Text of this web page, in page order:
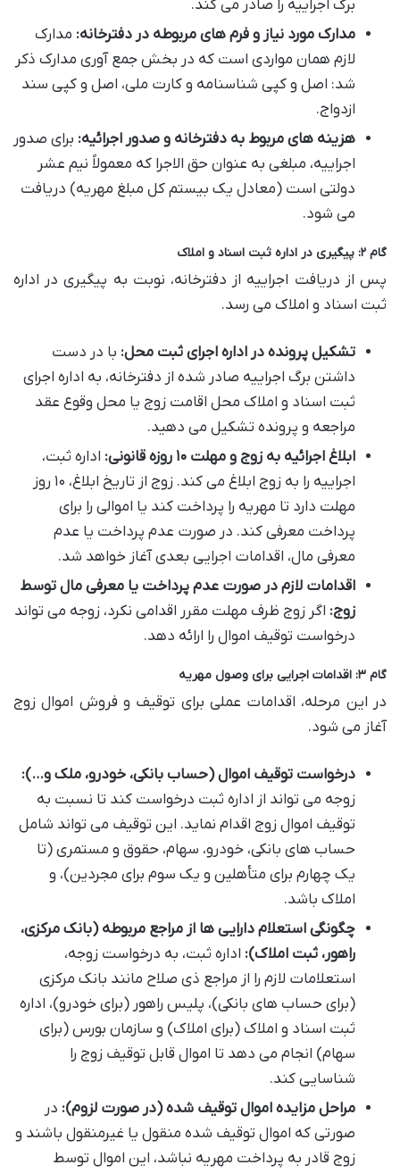
برگ اجراییه را صادر می کند.
مدارک مورد نیاز و فرم های مربوطه در دفترخانه: مدارک
لازم همان مواردی است که در بخش جمع آوری مدارک ذکر
شد: اصل و کپی شناسنامه و کارت ملی، اصل و کپی سند
ازدواج.
هزینه های مربوط به دفترخانه و صدور اجرائیه: برای صدور
اجراییه، مبلغی به عنوان حق الاجرا که معمولاً نیم عشر
دولتی است (معادل یک بیستم کل مبلغ مهریه) دریافت
می شود.
گام ۲: پیگیری در اداره ثبت اسناد و املاک
پس از دریافت اجراییه از دفترخانه، نوبت به پیگیری در اداره
ثبت اسناد و املاک می رسد.
تشکیل پرونده در اداره اجرای ثبت محل: با در دست
داشتن برگ اجراییه صادر شده از دفترخانه، به اداره اجرای
ثبت اسناد و املاک محل اقامت زوج یا محل وقوع عقد
مراجعه و پرونده تشکیل می دهید.
ابلاغ اجرائیه به زوج و مهلت ۱۰ روزه قانونی:
اداره ثبت،
اجراییه را به زوج ابلاغ می کند. زوج از تاریخ ابلاغ، ۱۰ روز
مهلت دارد تا مهریه را پرداخت کند یا اموالی را برای
پرداخت معرفی کند. در صورت عدم پرداخت یا عدم
معرفی مال، اقدامات اجرایی بعدی آغاز خواهد شد.
اقدامات لازم در صورت عدم پرداخت یا معرفی مال توسط
زوج: اگر زوج ظرف مهلت مقرر اقدامی نکرد، زوجه می تواند
درخواست توقیف اموال را ارائه دهد.
گام ۳: اقدامات اجرایی برای وصول مهریه
در این مرحله، اقدامات عملی برای توقیف و فروش اموال زوج
آغاز می شود.
درخواست توقیف اموال (حساب بانکی، خودرو، ملک و…):
زوجه می تواند از اداره ثبت درخواست کند تا نسبت به
توقیف اموال زوج اقدام نماید. این توقیف می تواند شامل
حساب های بانکی، خودرو، سهام، حقوق و مستمری (تا
یک چهارم برای متأهلین و یک سوم برای مجردین)، و
املاک باشد.
چگونگی استعلام دارایی ها از مراجع مربوطه (بانک مرکزی،
راهور، ثبت املاک): اداره ثبت، به درخواست زوجه،
استعلامات لازم را از مراجع ذی صلاح مانند بانک مرکزی
(برای حساب های بانکی)، پلیس راهور (برای خودرو)، اداره
ثبت اسناد و املاک (برای املاک) و سازمان بورس (برای
سهام) انجام می دهد تا اموال قابل توقیف زوج را
شناسایی کند.
مراحل مزایده اموال توقیف شده (در صورت لزوم): در
صورتی که اموال توقیف شده منقول یا غیرمنقول باشند و
زوج قادر به پرداخت مهریه نباشد، این اموال توسط